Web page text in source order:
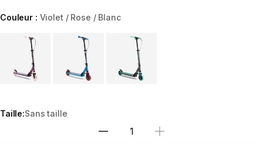
Couleur : Violet / Rose / Blanc
Choose a variant
Taille:Sans taille
Sélectionnez la quantité